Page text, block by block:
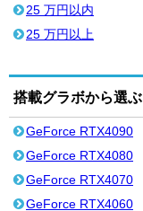
25 万円以内
25 万円以上
搭載グラボから選ぶ
GeForce RTX4090
GeForce RTX4080
GeForce RTX4070
GeForce RTX4060